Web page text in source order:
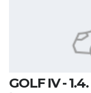
GOLF IV -